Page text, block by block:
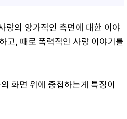
랑의 양가적인 측면에 대한 이야
고, 때로 폭력적인 사랑 이야기를
화면 위에 중첩하는게 특징이